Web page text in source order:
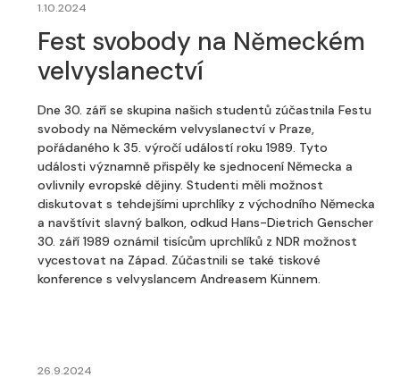
1.10.2024
Fest svobody na Německém
velvyslanectví
Dne 30. září se skupina našich studentů zúčastnila Festu
svobody na Německém velvyslanectví v Praze,
pořádaného k 35. výročí událostí roku 1989. Tyto
události významně přispěly ke sjednocení Německa a
ovlivnily evropské dějiny. Studenti měli možnost
diskutovat s tehdejšími uprchlíky z východního Německa
a navštívit slavný balkon, odkud Hans-Dietrich Genscher
30. září 1989 oznámil tisícům uprchlíků z NDR možnost
vycestovat na Západ. Zúčastnili se také tiskové
konference s velvyslancem Andreasem Künnem.
26.9.2024